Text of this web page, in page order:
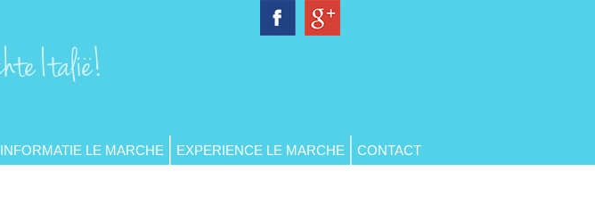
INFORMATIE LE MARCHE EXPERIENCE LE MARCHE CONTACT